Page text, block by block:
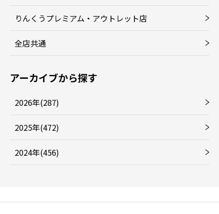
りんくうプレミアム・アウトレット店
全店共通
アーカイブから探す
2026年(287)
2025年(472)
2024年(456)